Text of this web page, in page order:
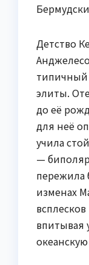
Детство
типичный
элиты.
до её
для неё
учила
—
пережила
изменах
впитывая